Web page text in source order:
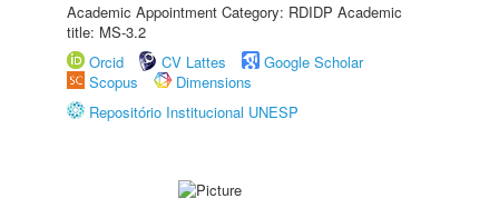
Academic Appointment Category: RDIDP Academic
title: MS-3.2
Orcid
CV Lattes
Google Scholar
Scopus
Dimensions
Repositório Institucional UNESP